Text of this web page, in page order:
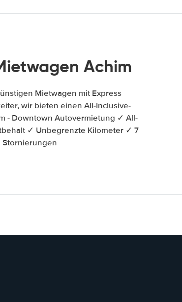
Achim
Mietwagen mit Express
wir bieten einen All-Inclusive-
- Downtown Autovermietung ✓ All-
✓ Unbegrenzte Kilometer ✓ 7
Stornierungen